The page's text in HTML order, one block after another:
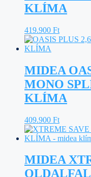
KLÍMA
419.900 Ft
MIDEA
MONO
KLÍMA
409.900 Ft
MIDEA